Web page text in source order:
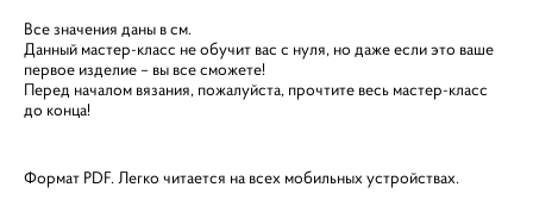
Все значения даны в см.
Данный мастер-класс не обучит вас с нуля, но даже если это ваше
первое изделие – вы все сможете!
Перед началом вязания, пожалуйста, прочтите весь мастер-класс
до конца!
Формат PDF. Легко читается на всех мобильных устройствах.